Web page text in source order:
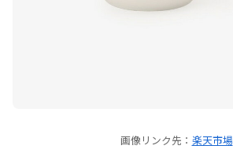
画像リンク先： 楽天市場